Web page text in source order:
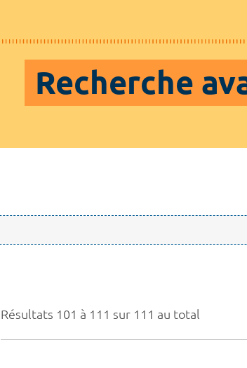
Recherche
Résultats 101 à 111 sur 111 au total